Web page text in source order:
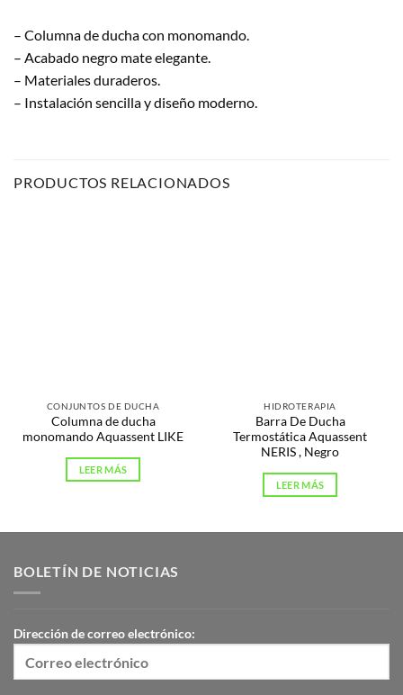
– Columna de ducha con monomando.
– Acabado negro mate elegante.
– Materiales duraderos.
– Instalación sencilla y diseño moderno.
PRODUCTOS RELACIONADOS
CONJUNTOS DE DUCHA
Columna de ducha
monomando Aquassent LIKE
LEER MÁS
HIDROTERAPIA
Barra De Ducha
Termostática Aquassent
NERIS , Negro
LEER MÁS
BOLETÍN DE NOTICIAS
Dirección de correo electrónico: